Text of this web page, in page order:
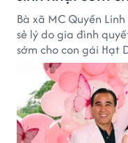
Bà xã MC Quyền
sẻ lý do gia đình
sớm cho con gái Hạt
người hâm mộ.